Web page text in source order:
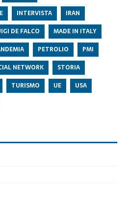
INTERVISTA
IRAN
DE FALCO
MADE IN ITALY
PETROLIO
PMI
NETWORK
STORIA
TURISMO UE
USA